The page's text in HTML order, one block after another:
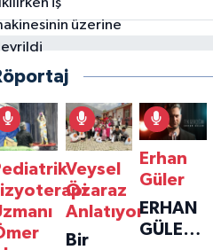
devrildi
Veysel
Özaraz
Anlatıyor
Bir
Erhan
Güler
ERHAN
GÜLER'IN